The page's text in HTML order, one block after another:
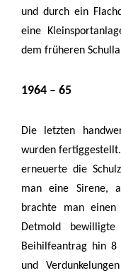
und durch ein
eine
dem früheren
1964 – 65
Die letzten
wurden
erneuerte die
man eine Sirene,
brachte man
Detmold
Beihilfeantrag hin 8
und